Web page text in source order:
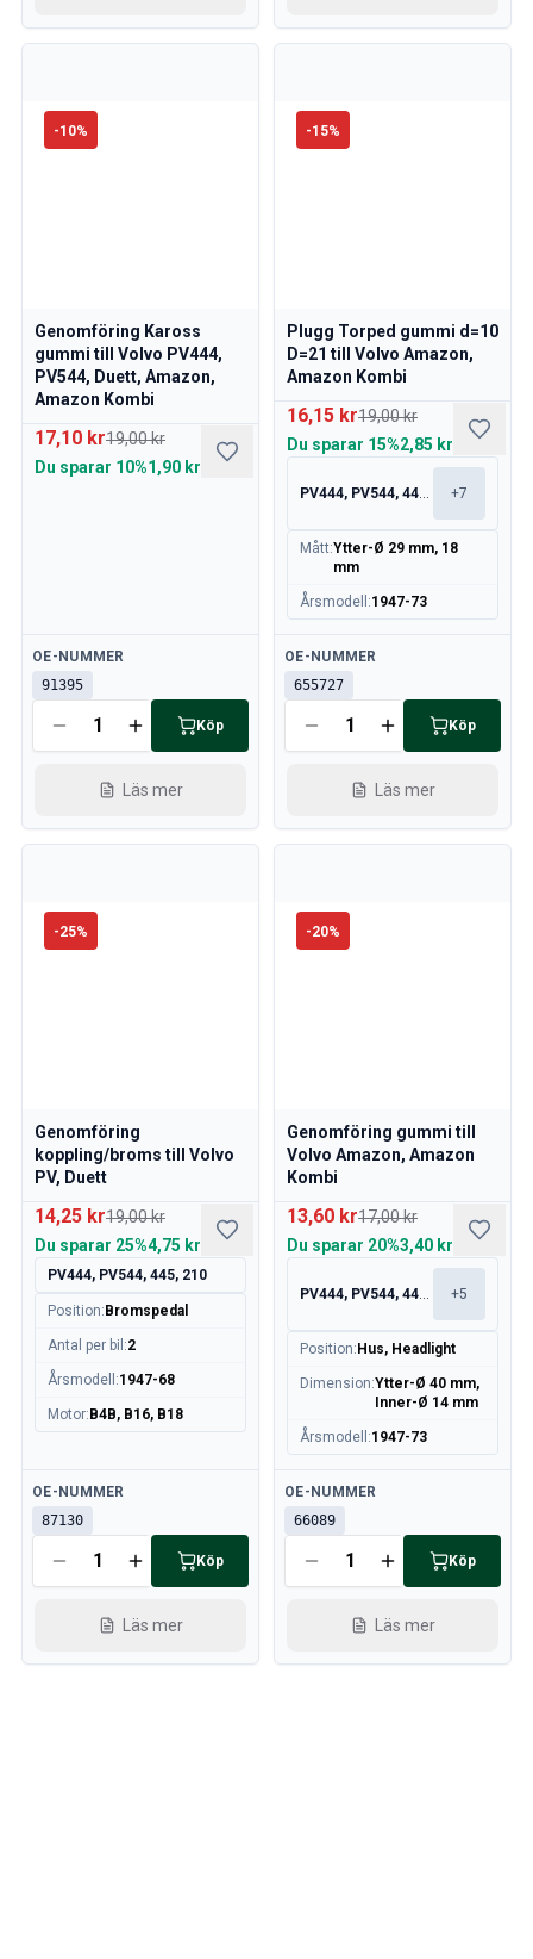
-10%
Genomföring Kaross
gummi till Volvo PV444,
PV544, Duett, Amazon,
Amazon Kombi
17,10 kr19,00 kr
Du sparar 10%1,90 kr
Tillgänglig
OE-NUMMER
91395
Köp
Läs mer
-15%
Plugg Torped gummi d=10
D=21 till Volvo Amazon,
Amazon Kombi
16,15 kr19,00 kr
Du sparar 15%2,85 kr
PV444, PV544, 445, 210 +7
Mått:Ytter-Ø 29 mm, 18
mm
Årsmodell :1947-73
Tillgänglig
OE-NUMMER
655727
Köp
Läs mer
-25%
Genomföring
koppling/broms till Volvo
PV, Duett
14,25 kr19,00 kr
Du sparar 25%4,75 kr
PV444, PV544, 445, 210
Position: Bromspedal
Antal per bil :2
Årsmodell :1947-68
Motor: B4B, B16, B18
Tillgänglig
OE-NUMMER
87130
Köp
Läs mer
-20%
Genomföring gummi till
Volvo Amazon, Amazon
Kombi
13,60 kr17,00 kr
Du sparar 20%3,40 kr
PV444, PV544, 445, 210 +5
Position: Hus, Headlight
Dimension:Ytter-Ø 40 mm,
Inner-Ø 14 mm
Årsmodell :1947-73
Tillgänglig
OE-NUMMER
66089
Köp
Läs mer